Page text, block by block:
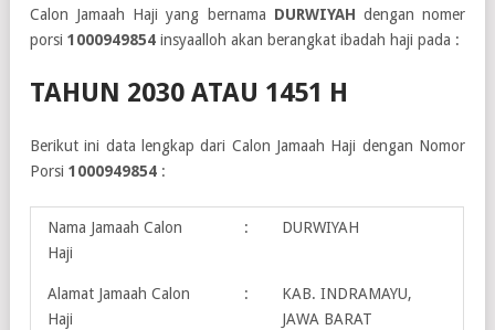
Calon Jamaah Haji yang bernama DURWIYAH dengan nomer
porsi 1000949854 insyaalloh akan berangkat ibadah haji pada :
TAHUN 2030 ATAU 1451 H
Berikut ini data lengkap dari Calon Jamaah Haji dengan Nomor
Porsi 1000949854 :
Nama Jamaah Calon
Haji
: DURWIYAH
Alamat Jamaah Calon
Haji
:
KAB. INDRAMAYU,
JAWA BARAT